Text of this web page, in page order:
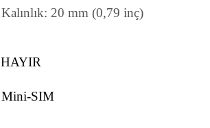
Kalınlık: 20 mm (0,79 inç)
HAYIR
Mini-SIM